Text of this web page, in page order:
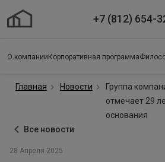
+7 (812) 654-
О компании Корпоративная программа
Главная Новости
Группа
отмечает 29
основания
Все новости
28 Апреля 2025